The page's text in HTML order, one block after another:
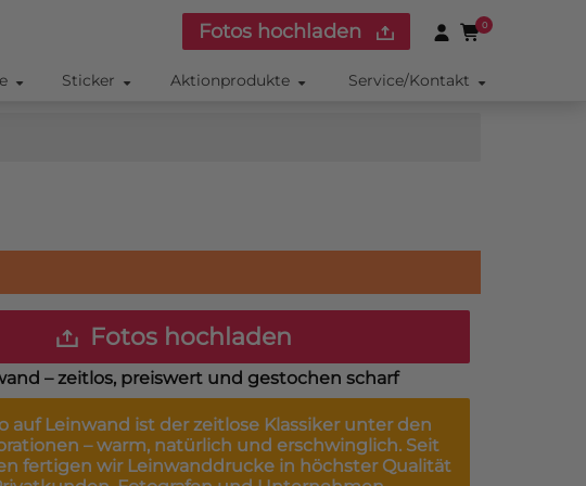
Fotos hochladen 0
Sticker Aktionprodukte Service/Kontakt
Fotos hochladen
– zeitlos, preiswert und gestochen scharf
auf Leinwand ist der zeitlose Klassiker unter den
– warm, natürlich und erschwinglich. Seit
fertigen wir Leinwanddrucke in höchster Qualität